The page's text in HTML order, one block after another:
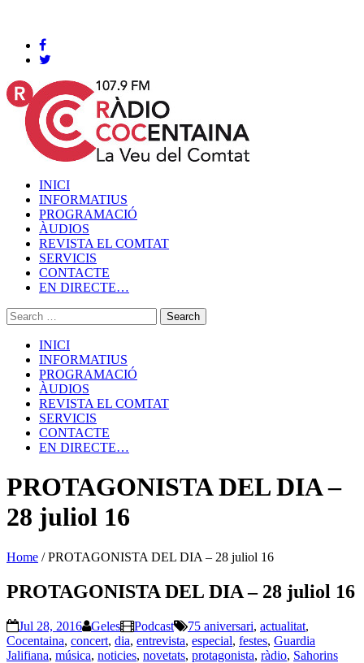
INICI
INFORMATIUS
PROGRAMACIÓ
ÀUDIOS
REVISTA EL COMTAT
SERVICIS
CONTACTE
EN DIRECTE…
INICI
INFORMATIUS
PROGRAMACIÓ
ÀUDIOS
REVISTA EL COMTAT
SERVICIS
CONTACTE
EN DIRECTE…
PROTAGONISTA DEL DIA –
28 juliol 16
Home /PROTAGONISTA DEL DIA – 28 juliol 16
PROTAGONISTA DEL DIA – 28 juliol 16
Jul 28, 2016 Geles Podcast 75 aniversari, actualitat,
Cocentaina, concert, dia, entrevista, especial, festes, Guardia
Jalifiana, música, noticies, novetats, protagonista, ràdio, Sahorins